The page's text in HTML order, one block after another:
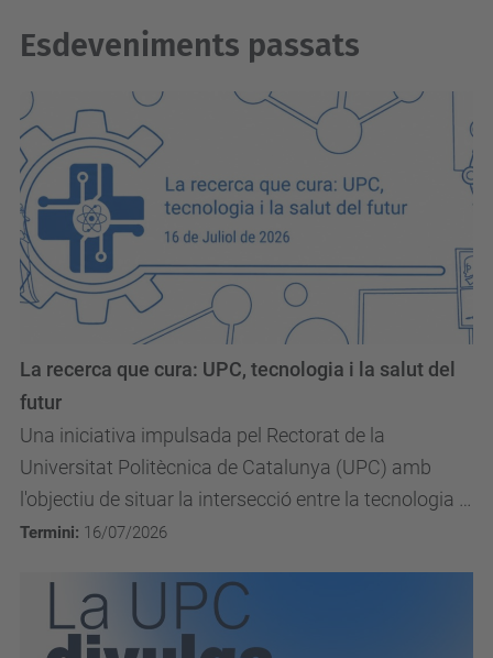
Esdeveniments passats
Una iniciativa impulsada pel Rectorat de la
Universitat Politècnica de Catalunya (UPC) amb
l'objectiu de situar la intersecció entre la tecnologia i
la salut al centre de l'ecosistema acadèmic i...
La recerca que cura: UPC, tecnologia i la salut del
futur
Termini: 16/07/2026